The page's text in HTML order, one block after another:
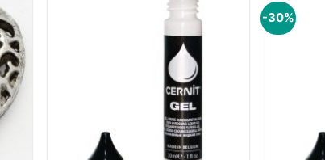
-30%